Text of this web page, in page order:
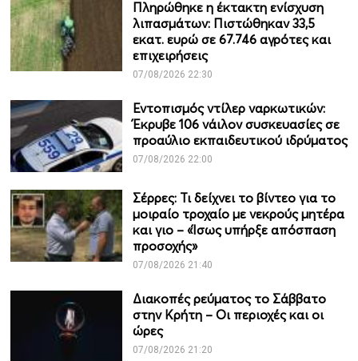
Πληρώθηκε η έκτακτη ενίσχυση
λιπασμάτων: Πιστώθηκαν 33,5
εκατ. ευρώ σε 67.746 αγρότες και
επιχειρήσεις
07/08/2026 22:30
Εντοπισμός ντίλερ ναρκωτικών:
Έκρυβε 106 νάιλον συσκευασίες σε
προαύλιο εκπαιδευτικού ιδρύματος
07/08/2026 22:00
Σέρρες: Τι δείχνει το βίντεο για το
μοιραίο τροχαίο με νεκρούς μητέρα
και γιο – «Ίσως υπήρξε απόσπαση
προσοχής»
07/08/2026 21:40
Διακοπές ρεύματος το Σάββατο
στην Κρήτη – Οι περιοχές και οι
ώρες
07/08/2026 21:20